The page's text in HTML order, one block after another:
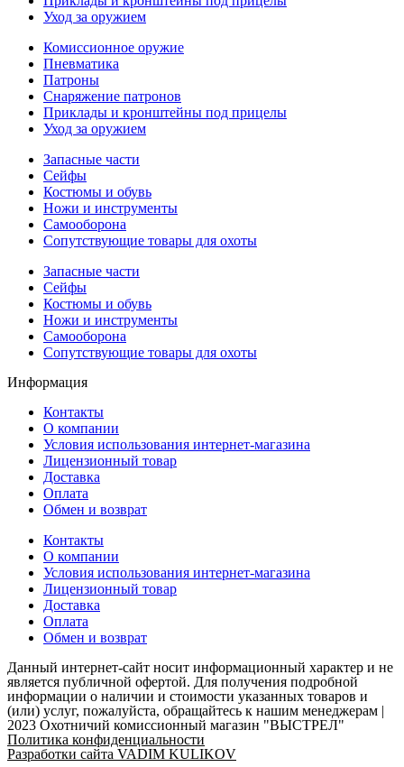
Уход за оружием
Комиссионное оружие
Пневматика
Патроны
Снаряжение патронов
Приклады и кронштейны под прицелы
Уход за оружием
Запасные части
Сейфы
Костюмы и обувь
Ножи и инструменты
Самооборона
Сопутствующие товары для охоты
Запасные части
Сейфы
Костюмы и обувь
Ножи и инструменты
Самооборона
Сопутствующие товары для охоты
Информация
Контакты
О компании
Условия использования интернет-магазина
Лицензионный товар
Доставка
Оплата
Обмен и возврат
Контакты
О компании
Условия использования интернет-магазина
Лицензионный товар
Доставка
Оплата
Обмен и возврат
Данный интернет-сайт носит информационный характер и не
является публичной офертой. Для получения подробной
информации о наличии и стоимости указанных товаров и
(или) услуг, пожалуйста, обращайтесь к нашим менеджерам |
2023 Охотничий комиссионный магазин "ВЫСТРЕЛ"
Политика конфиденциальности
Разработки сайта VADIM KULIKOV